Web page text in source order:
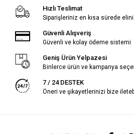
Hızlı Teslimat
Siparişleriniz en kısa sürede
Güvenli Alışveriş
Güvenli ve kolay ödeme sistemi
Geniş Ürün Yelpazesi
Binlerce ürün ve kampanya
7 / 24 DESTEK
Öneri ve şikayetlerinizi bize